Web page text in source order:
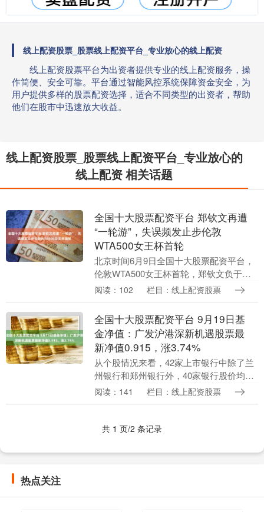
线上配资股票_股票线上配资平台_专业放心的线上配资
线上配资股票平台为出资者提供专业的线上配资服务，操
作简便、安全可靠。平台通过智能风控系统保障资金安全，为
用户提供多样的股票配资选择，适合不同类型的出资者，帮助
他们在股市中迅速放大收益。
线上配资股票_股票线上配资平台_专业放心的
线上配资 相关话题
全国十大股票配资平台 郑钦文再遭
“一轮游”，失误频发止步伦敦
WTA500女王杯首轮
北京时间6月9日全国十大股票配资平台，
伦敦WTA500女王杯首轮，郑钦文负于克
里斯蒂安，无缘晋级下一轮。 据悉，此次
盘，郑钦文....
阅读：102 栏目：线上配资股票
全国十大股票配资平台 9月19日基
金净值：广发沪港深新机遇股票最
新净值0.915，涨3.74%
从个股情况来看，42家上市银行中除了兰
州银行和郑州银行外，40家银行股价均实
现了上涨，年初至今涨幅超过20%的有22
阅读：141 栏目：线上配资股票
共 1 页/2 条记录
热点关注